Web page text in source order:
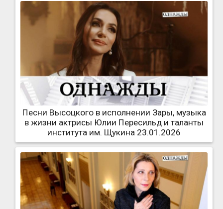
Песни Высоцкого в исполнении Зары, музыка
в жизни актрисы Юлии Пересильд и таланты
института им. Щукина 23.01.2026